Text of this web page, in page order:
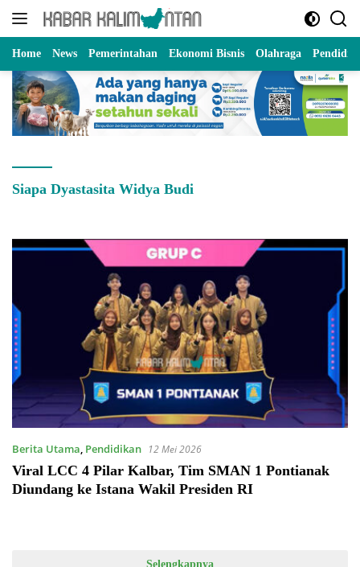
Langsung
Home News Pemerintahan Ekonomi Bisnis Olahraga
Siapa Dyastasita Widya Budi
Berita Utama, Pendidikan 12 Mei 2026
Viral LCC 4 Pilar Kalbar, Tim SMAN 1 Pontianak
Diundang ke Istana Wakil Presiden RI
Selengkapnya